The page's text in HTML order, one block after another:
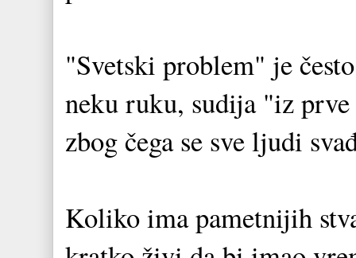
"Svetski problem" je
neku ruku, sudija "iz
zbog čega se sve ljudi
Koliko ima pametnijih